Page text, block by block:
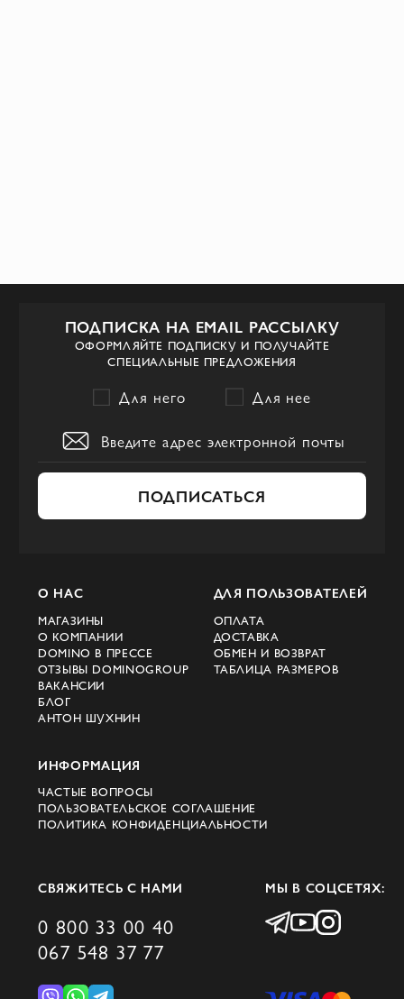
ПОДПИСКА НА EMAIL РАССЫЛКУ
ОФОРМЛЯЙТЕ ПОДПИСКУ И ПОЛУЧАЙТЕ
СПЕЦИАЛЬНЫЕ ПРЕДЛОЖЕНИЯ
Для него Для нее
ПОДПИСАТЬСЯ
О НАС
МАГАЗИНЫ
О КОМПАНИИ
DOMINO В ПРЕССЕ
ОТЗЫВЫ DOMINOGROUP
ВАКАНСИИ
БЛОГ
АНТОН ШУХНИН
ДЛЯ ПОЛЬЗОВАТЕЛЕЙ
ОПЛАТА
ДОСТАВКА
ОБМЕН И ВОЗВРАТ
ТАБЛИЦА РАЗМЕРОВ
ИНФОРМАЦИЯ
ЧАСТЫЕ ВОПРОСЫ
ПОЛЬЗОВАТЕЛЬСКОЕ СОГЛАШЕНИЕ
ПОЛИТИКА КОНФИДЕНЦИАЛЬНОСТИ
СВЯЖИТЕСЬ С НАМИ
0 800 33 00 40
067 548 37 77
МЫ В СОЦСЕТЯХ: